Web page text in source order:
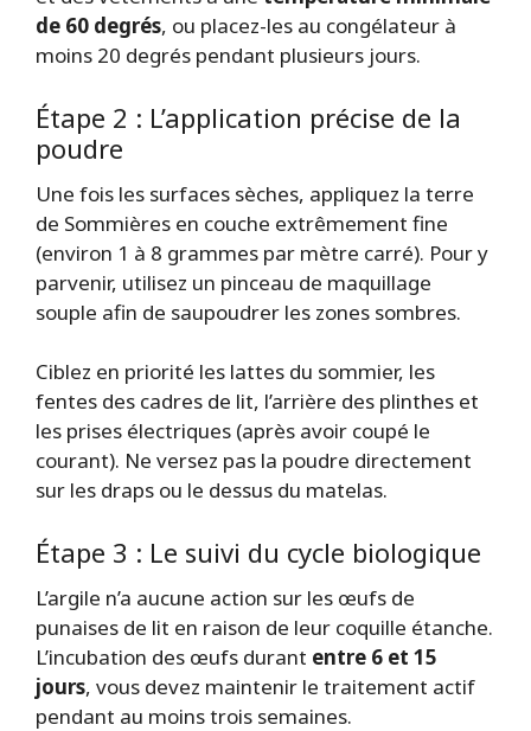
de 60 degrés, ou placez-les au congélateur à
moins 20 degrés pendant plusieurs jours.
Étape 2 : L’application précise de la
poudre
Une fois les surfaces sèches, appliquez la terre
de Sommières en couche extrêmement fine
(environ 1 à 8 grammes par mètre carré). Pour y
parvenir, utilisez un pinceau de maquillage
souple afin de saupoudrer les zones sombres.
Ciblez en priorité les lattes du sommier, les
fentes des cadres de lit, l’arrière des plinthes et
les prises électriques (après avoir coupé le
courant). Ne versez pas la poudre directement
sur les draps ou le dessus du matelas.
Étape 3 : Le suivi du cycle biologique
L’argile n’a aucune action sur les œufs de
punaises de lit en raison de leur coquille étanche.
L’incubation des œufs durant entre 6 et 15
jours, vous devez maintenir le traitement actif
pendant au moins trois semaines.